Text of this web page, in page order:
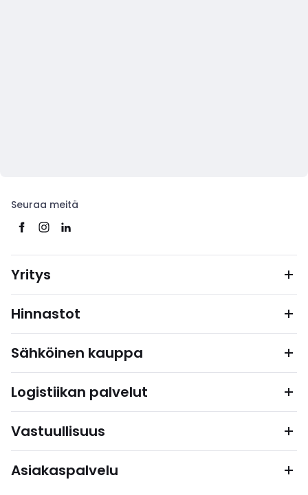
Seuraa meitä
Yritys
Hinnastot
Sähköinen kauppa
Logistiikan palvelut
Vastuullisuus
Asiakaspalvelu